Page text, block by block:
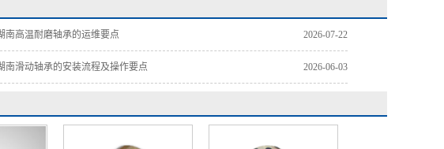
2026-07-22
南高温耐磨轴承的运维要点
2026-06-03
南滑动轴承的安装流程及操作要点